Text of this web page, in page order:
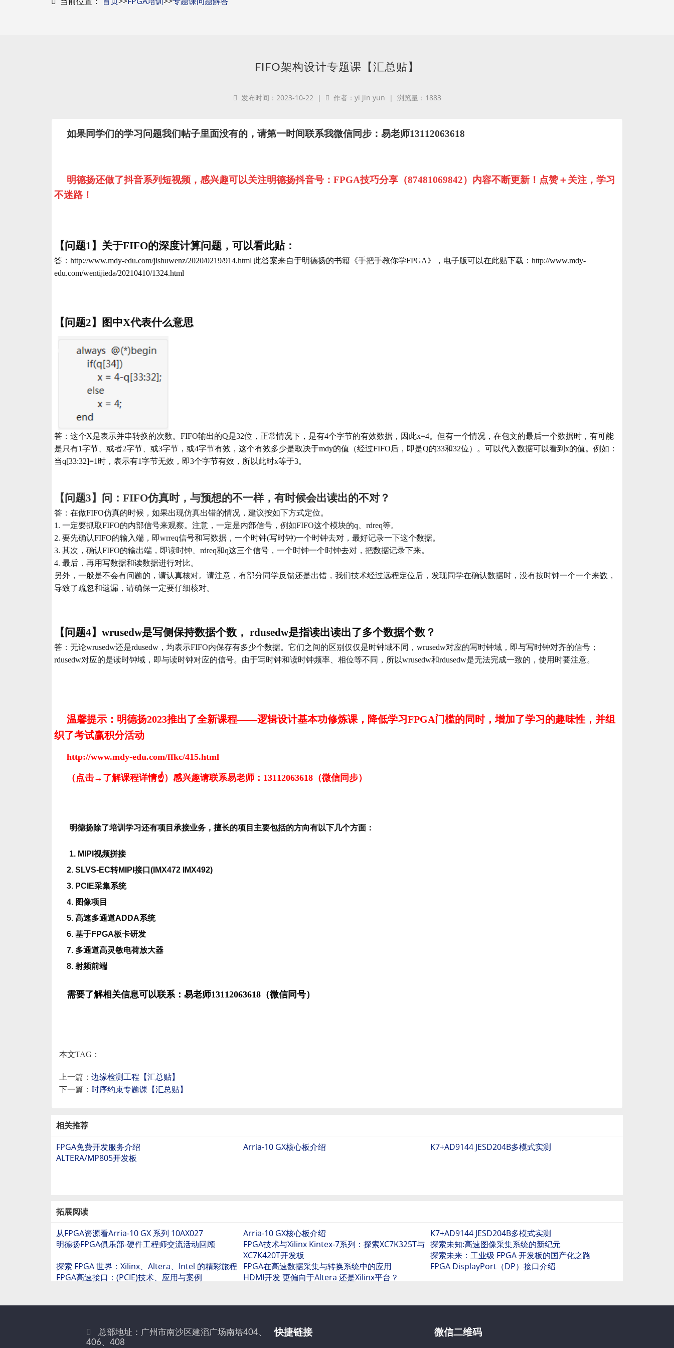
FIFO架构设计专题课【汇总贴】
发布时间：2023-10-22 | 作者：yi jin yun | 浏览量：1883
如果同学们的学习 问题我们帖子里面没有的 ， 请第一时间联系我微信同步： 易老师13112063618
明德扬还做了抖音系列短视频，感兴趣可以关注明德扬抖音号： FPGA技巧分享（87481069842）内容不断更新！点赞＋关注，学习
不迷路！
【问题1】关于FIFO的深度计算问题，可以看此贴：
答： http://www.mdy-edu.com/jishuwenz/2020/0219/914.html 此答案来自于明德扬的书籍《手把手教你学FPGA》，电子版可以在此贴下载： http://www.mdy-
edu.com/wentijieda/20210410/1324.html
【问题2】图中X代表什么意思
答：这个X是表示并串转换的次数。FIFO输出的Q是32位，正常情况下，是有4个字节的有效数据，因此x=4。但有一个情况，在包文的最后一个数据时，有可能
是只有1字节、或者2字节、或3字节，或4字节有效， 这个有效多少是取决于mdy的值（经过FIFO后，即是Q的33和32位）。可以代入数据可以看到x的值。例如：
当q[33:32]=1时，表示有1字节无效，即3个字节有效，所以此时x等于3。
【问题3】问：FIFO仿真时，与预想的不一样，有时候会出读出的不对？
答：在做FIFO仿真的时候，如果出现仿真出错的情况，建议按如下方式定位。
1. 一定要抓取FIFO的内部信号来观察。注意，一定是内部信号，例如FIFO这个模块的q、rdreq等。
2. 要先确认FIFO的输入端，即wrreq信号和写数据，一个时钟(写时钟)一个时钟去对，最好记录一下这个数据。
3. 其次，确认FIFO的输出端，即读时钟、rdreq和q这三个信号，一个时钟一个时钟去对，把数据记录下来。
4. 最后，再用写数据和读数据进行对比。
另外，一般是不会有问题的，请认真核对。请注意，有部分同学反馈还是出错，我们技术经过远程定位后，发现同学在确认数据时，没有按时钟一个一个来数，
导致了疏忽和遗漏，请确保一定要仔细核对。
【问题4】wrusedw是写侧保持数据个数， rdusedw是指读出读出了多个数据个数 ？
答：无论wrusedw还是rdusedw，均表示FIFO内保存有多少个数据。它们之间的区别仅仅是时钟域不同，wrusedw对应的写时钟域，即与写时钟对齐的信号；
rdusedw对应的是读时钟域，即与读时钟对应的信号。由于写时钟和读时钟频率、相位等不同，所以wrusedw和rdusedw是无法完成一致的，使用时要注意。
温馨提示：明德扬2023推出了全新课程——逻辑设计基本功修炼课，降低学习FPGA门槛的同时，增加了学习的趣味性，并组
织了考试赢积分活动
http://www.mdy-edu.com/ffkc/415.html
（点击→了解课程详情☝）感兴趣请联系易老师：13112063618（微信同步）
明德扬除了培训学习还有项目承接业务，擅长的项目主要包括的方向有以下几个方面：
1. MIPI视频拼接
2. SLVS-EC转MIPI接口(IMX472 IMX492)
3. PCIE采集系统
4. 图像项目
5. 高速多通道ADDA系统
6. 基于FPGA板卡研发
7. 多通道高灵敏电荷放大器
8. 射频前端
需要了解相关信息可以联系：易老师13112063618（微信同号）
本文TAG：
上一篇： 边缘检测工程【汇总贴】
下一篇： 时序约束专题课【汇总贴】
相关推荐
FPGA免费开发服务介绍
Arria-10 GX核心板介绍
K7+AD9144 JESD204B多模式实测
ALTERA/MP805开发板
拓展阅读
从FPGA资源看Arria-10 GX 系列 10AX027
Arria-10 GX核心板介绍
K7+AD9144 JESD204B多模式实测
明德扬FPGA俱乐部-硬件工程师交流活动回顾
FPGA技术与Xilinx Kintex-7系列：探索XC7K325T与
XC7K420T开发板
探索未知:高速图像采集系统的新纪元
探索未来：工业级 FPGA 开发板的国产化之路
探索 FPGA 世界：Xilinx、Altera、Intel 的精彩旅程
FPGA在高速数据采集与转换系统中的应用
FPGA DisplayPort（DP）接口介绍
FPGA高速接口：(PCIE)技术、应用与案例
HDMI开发 更偏向于Altera 还是Xilinx平台？
总部地址：广州市南沙区建滔广场南塔404、
406、408
快捷链接 微信二维码